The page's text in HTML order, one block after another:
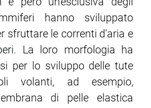
hanno sviluppato
sfruttare le correnti d'aria e
La loro morfologia ha
per lo sviluppo delle tute
volanti, ad esempio,
di pelle elastica